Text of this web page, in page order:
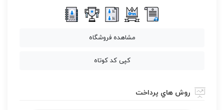
مشاهده فروشگاه
کپی کد کوتاه
روش هاي پرداخت